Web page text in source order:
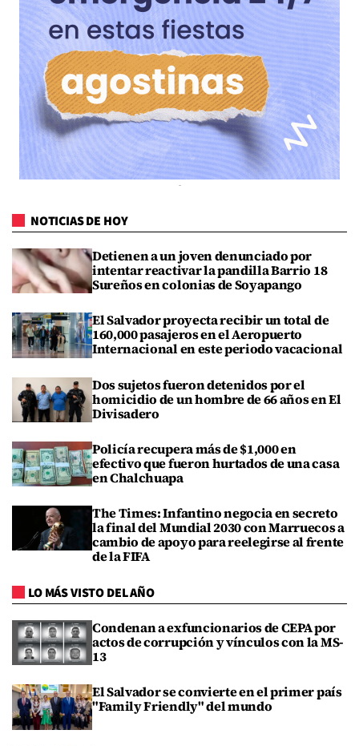
NOTICIAS DE HOY
Detienen a un joven denunciado por
intentar reactivar la pandilla Barrio 18
Sureños en colonias de Soyapango
El Salvador proyecta recibir un total de
160,000 pasajeros en el Aeropuerto
Internacional en este periodo vacacional
Dos sujetos fueron detenidos por el
homicidio de un hombre de 66 años en El
Divisadero
Policía recupera más de $1,000 en
efectivo que fueron hurtados de una casa
en Chalchuapa
The Times: Infantino negocia en secreto
la final del Mundial 2030 con Marruecos a
cambio de apoyo para reelegirse al frente
de la FIFA
LO MÁS VISTO DEL AÑO
Condenan a exfuncionarios de CEPA por
actos de corrupción y vínculos con la MS-
13
El Salvador se convierte en el primer país
"Family Friendly" del mundo